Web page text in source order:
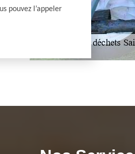
pouvez l’appeler